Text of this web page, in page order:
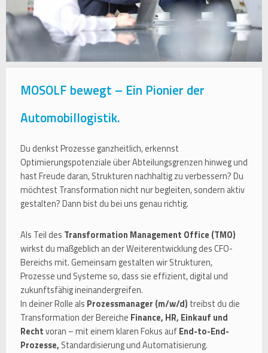
MOSOLF bewegt – Ein Pionier der
Automobillogistik.
Du denkst Prozesse ganzheitlich, erkennst
Optimierungspotenziale über Abteilungsgrenzen hinweg und
hast Freude daran, Strukturen nachhaltig zu verbessern? Du
möchtest Transformation nicht nur begleiten, sondern aktiv
gestalten? Dann bist du bei uns genau richtig.
Als Teil des Transformation Management Office (TMO)
wirkst du maßgeblich an der Weiterentwicklung des CFO-
Bereichs mit. Gemeinsam gestalten wir Strukturen,
Prozesse und Systeme so, dass sie effizient, digital und
zukunftsfähig ineinandergreifen.
In deiner Rolle als Prozessmanager (m/w/d) treibst du die
Transformation der Bereiche Finance, HR, Einkauf und
Rechtvoran – mit einem klaren Fokus aufEnd-to-End-
Prozesse, Standardisierung und Automatisierung.